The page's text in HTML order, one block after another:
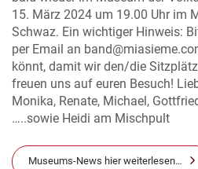
15. März 2024 um 19.00 Uhr im
Schwaz. Ein wichtiger Hinweis:
per Email an
könnt, damit wir den/die
freuen uns auf euren Besuch!
Monika, Renate, Michael,
…..sowie Heidi am Mischpult
Museums-News hier weiterlesen…